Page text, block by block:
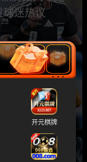
球迷热议
开元棋牌